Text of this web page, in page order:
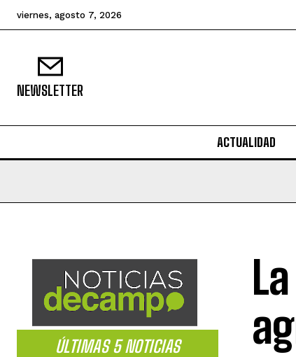
viernes, agosto 7, 2026
NEWSLETTER
ACTUALIDAD
ÚLTIMAS 5 NOTICIAS